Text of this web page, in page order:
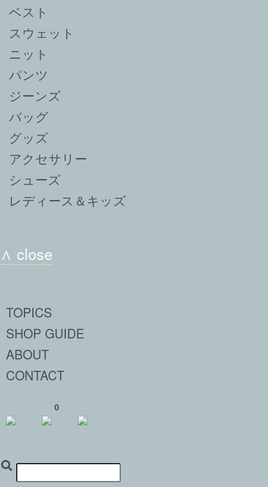
ベスト
スウェット
ニット
パンツ
ジーンズ
バッグ
グッズ
アクセサリー
シューズ
レディース＆キッズ
∧ close
TOPICS
SHOP GUIDE
ABOUT
CONTACT
0